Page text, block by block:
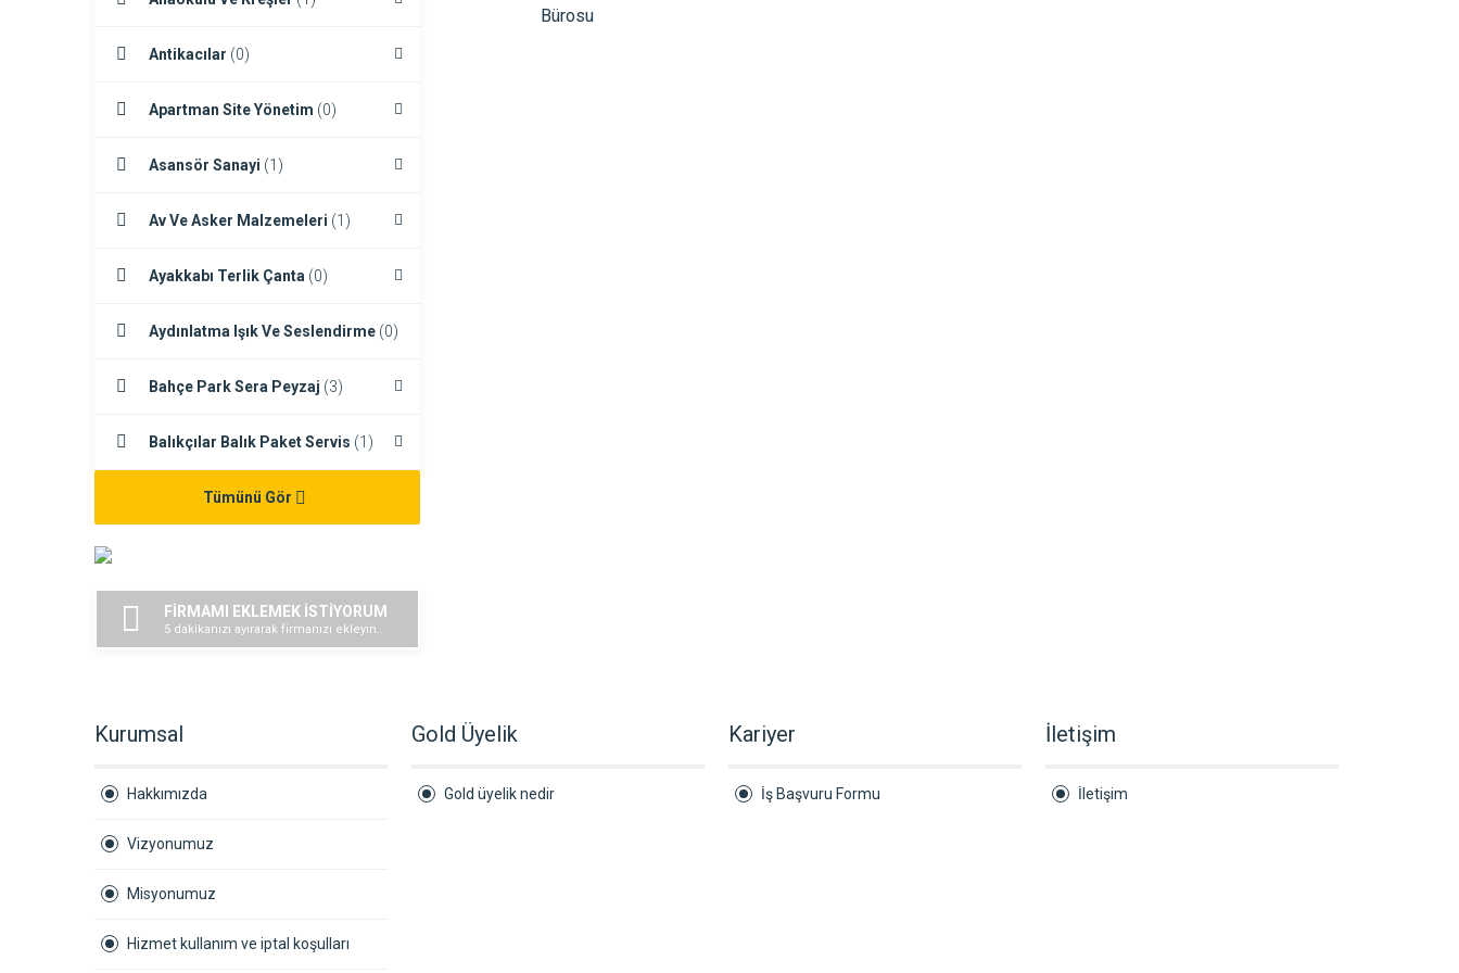
Antikacılar (0)
Apartman Site Yönetim (0)
Asansör Sanayi (1)
Av Ve Asker Malzemeleri (1)
Ayakkabı Terlik Çanta (0)
Aydınlatma Işık Ve Seslendirme (0)
Bahçe Park Sera Peyzaj (3)
Balıkçılar Balık Paket Servis (1)
Tümünü Gör
FİRMAMI EKLEMEK İSTİYORUM
5 dakikanızı ayırarak firmanızı ekleyin..
Kurumsal
Hakkımızda
Vizyonumuz
Misyonumuz
Hizmet kullanım ve iptal koşulları
Gold Üyelik
Gold üyelik nedir
Kariyer
İş Başvuru Formu
İletişim
İletişim